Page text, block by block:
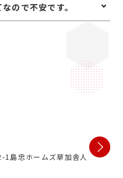
合は、もちろんキャンセ
ので不安です。
フェは女性スタッフが中
・手数料完全無料の手軽
だいています。ぜひ安心
島忠ホームズ草加舎人